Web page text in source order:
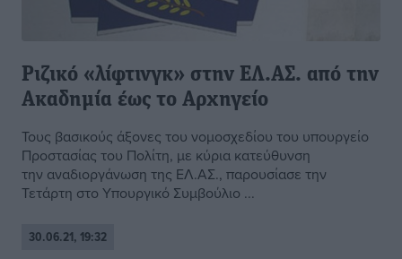
Ριζικό «λίφτινγκ» στην ΕΛ.ΑΣ. από την
Ακαδημία έως το Αρχηγείο
Τους βασικούς άξονες του νομοσχεδίου του υπουργείο
Προστασίας του Πολίτη, με κύρια κατεύθυνση
την αναδιοργάνωση της ΕΛ.ΑΣ., παρουσίασε την
Τετάρτη στο Υπουργικό Συμβούλιο ...
30.06.21, 19:32